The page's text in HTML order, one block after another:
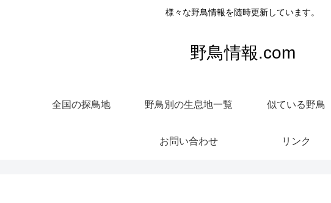
様々な野鳥情報を随時更新しています。
野鳥情報.com
全国の探鳥地 野鳥別の生息地一覧 似ている野鳥
お問い合わせ リンク